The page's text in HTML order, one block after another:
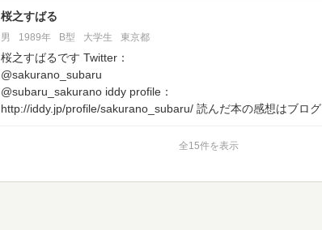
桜之すばる
男 1989年 B型 大学生 東京都
桜之すばるです Twitter：
@sakurano_subaru
@subaru_sakurano iddy profile：
http://iddy.jp/profile/sakurano_subaru/ 読んだ本の感想はブログ
全15件を表示